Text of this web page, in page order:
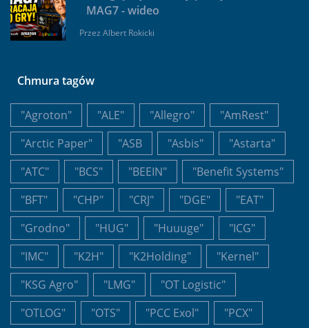
MAG7 - wideo
Przez Albert Rokicki
Chmura tagów
"Agroton" "ALE" "Allegro"
"AmRest"
"Arctic Paper"
"ASB "Asbis"
"Astarta"
"ATC"
"BCS" "BEEIN"
"Benefit Systems"
"BFT"
"CHP" "CRJ" "DGE"
"EAT"
"Grodno"
"HUG" "Huuuge"
"ICG"
"IMC"
"K2H" "K2Holding"
"Kernel"
"KSG Agro"
"LMG"
"OT Logistic"
"OTLOG"
"OTS" "PCC Exol" "PCX"